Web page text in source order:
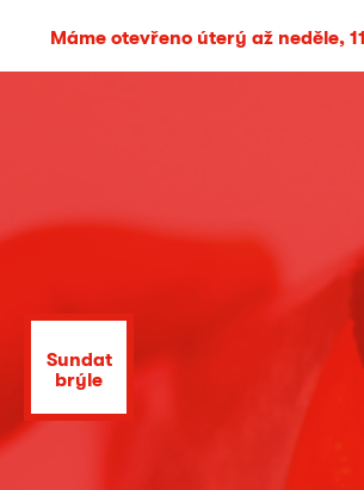
Máme otevřeno úterý až neděle,
Sundat
brýle